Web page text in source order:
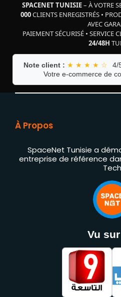
SPACENET TUNISIE– À VOTRE
000CLIENTS ENREGISTRÉS•
AVEC
PAIEMENT SÉCURISÉ • SERVICE
24/48H
Note client : ★ ★ ★ ★ ☆
4/
Votre e-commerce de
À Propos
SpaceNet Tunisie a
entreprise de référence
Tech
Vu